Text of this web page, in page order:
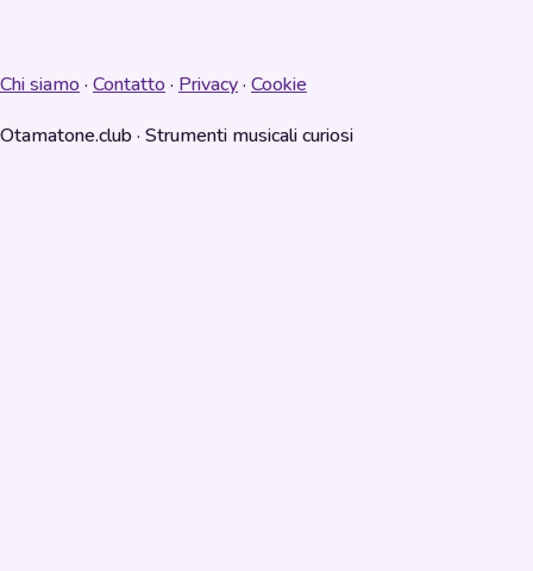
Chi siamo · Contatto · Privacy· Cookie
Otamatone.club · Strumenti musicali curiosi